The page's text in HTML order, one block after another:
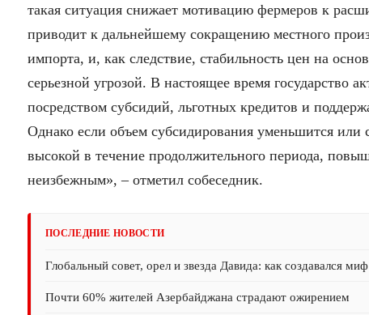
такая ситуация снижает мотивацию фермеров к
приводит к дальнейшему сокращению местного
импорта, и, как следствие, стабильность цен на
серьезной угрозой. В настоящее время государство
посредством субсидий, льготных кредитов и
Однако если объем субсидирования уменьшится или
высокой в течение продолжительного периода,
неизбежным», – отметил собеседник.
ПОСЛЕДНИЕ НОВОСТИ
Глобальный совет, орел и звезда Давида: как создавался миф
Почти 60% жителей Азербайджана страдают ожирением